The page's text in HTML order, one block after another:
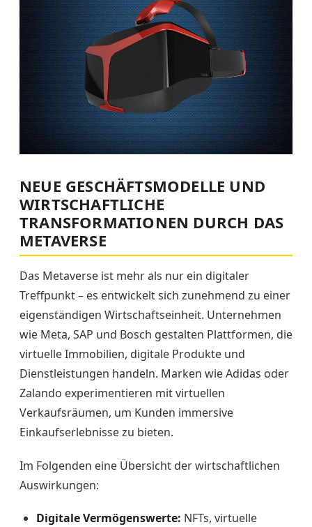
NEUE GESCHÄFTSMODELLE UND
WIRTSCHAFTLICHE
TRANSFORMATIONEN DURCH DAS
METAVERSE
Das Metaverse ist mehr als nur ein digitaler
Treffpunkt – es entwickelt sich zunehmend zu einer
eigenständigen Wirtschaftseinheit. Unternehmen
wie Meta, SAP und Bosch gestalten Plattformen, die
virtuelle Immobilien, digitale Produkte und
Dienstleistungen handeln. Marken wie Adidas oder
Zalando experimentieren mit virtuellen
Verkaufsräumen, um Kunden immersive
Einkaufserlebnisse zu bieten.
Im Folgenden eine Übersicht der wirtschaftlichen
Auswirkungen:
Digitale Vermögenswerte: NFTs, virtuelle